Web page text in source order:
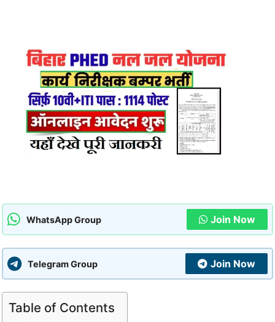
WhatsApp Group Join Now
Telegram Group Join Now
Table of Contents